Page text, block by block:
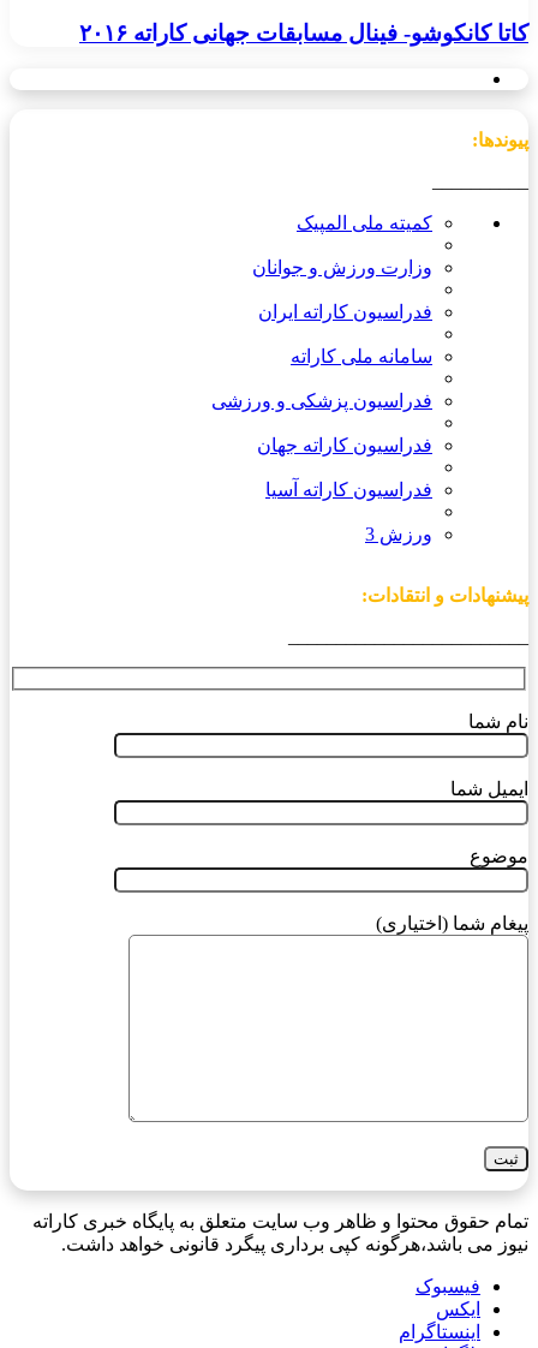
کاتا کانکوشو- فینال مسابقات جهانی کاراته ۲۰۱۶
پیوندها:
کمیته ملی المپیک
وزارت ورزش و جوانان
فدراسیون کاراته ایران
سامانه ملی کاراته
فدراسیون پزشکی و ورزشی
فدراسیون کاراته جهان
فدراسیون کاراته آسیا
ورزش 3
پیشنهادات و انتقادات:
نام شما
ایمیل شما
موضوع
پیغام شما (اختیاری)
تمام حقوق محتوا و ظاهر وب سایت متعلق به پایگاه خبری کاراته
نیوز می باشد،هرگونه کپی برداری پیگرد قانونی خواهد داشت.
فیسبوک
ایکس
اینستاگرام